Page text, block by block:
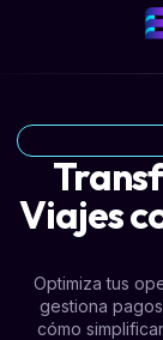
Viajes
Optimiza tus
gestiona
cómo